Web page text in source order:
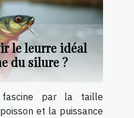
le leurre idéal
du silure ?
par la taille
et la puissance